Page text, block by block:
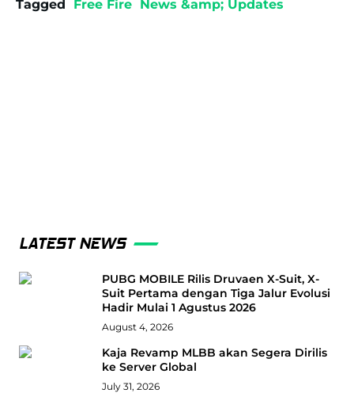
Tagged Free Fire News &amp; Updates
LATEST NEWS
PUBG MOBILE Rilis Druvaen X-Suit, X-
Suit Pertama dengan Tiga Jalur Evolusi
Hadir Mulai 1 Agustus 2026
August 4, 2026
Kaja Revamp MLBB akan Segera Dirilis
ke Server Global
July 31, 2026